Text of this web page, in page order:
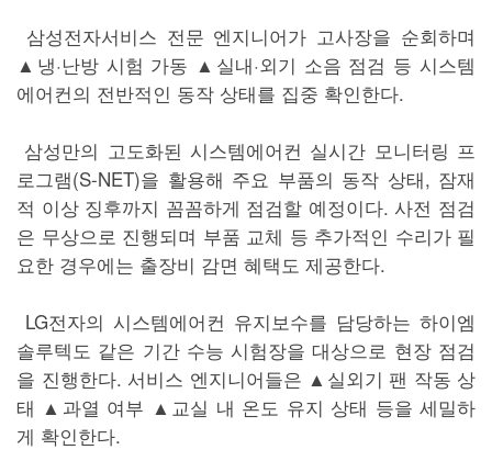
삼성전자서비스 전문 엔지니어가 고사장을 순회하며
▲냉·난방 시험 가동 ▲실내·외기 소음 점검 등 시스템
에어컨의 전반적인 동작 상태를 집중 확인한다.
삼성만의 고도화된 시스템에어컨 실시간 모니터링 프
로그램(S-NET)을 활용해 주요 부품의 동작 상태, 잠재
적 이상 징후까지 꼼꼼하게 점검할 예정이다. 사전 점검
은 무상으로 진행되며 부품 교체 등 추가적인 수리가 필
요한 경우에는 출장비 감면 혜택도 제공한다.
LG전자의 시스템에어컨 유지보수를 담당하는 하이엠
솔루텍도 같은 기간 수능 시험장을 대상으로 현장 점검
을 진행한다. 서비스 엔지니어들은 ▲실외기 팬 작동 상
태 ▲과열 여부 ▲교실 내 온도 유지 상태 등을 세밀하
게 확인한다.